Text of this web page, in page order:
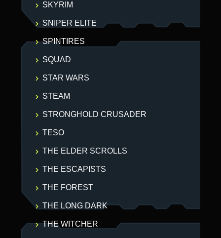
SKYRIM
SNIPER ELITE
SPINTIRES
SQUAD
STAR WARS
STEAM
STRONGHOLD CRUSADER
TESO
THE ELDER SCROLLS
THE ESCAPISTS
THE FOREST
THE LONG DARK
THE WITCHER